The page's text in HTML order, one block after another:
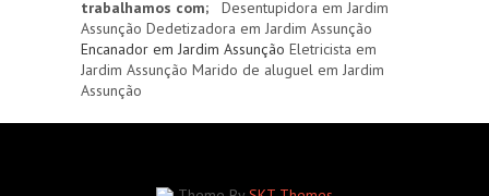
trabalhamos com; Desentupidora em Jardim
Assunção Dedetizadora em Jardim Assunção
Encanador em Jardim Assunção Eletricista em
Jardim Assunção Marido de aluguel em Jardim
Assunção